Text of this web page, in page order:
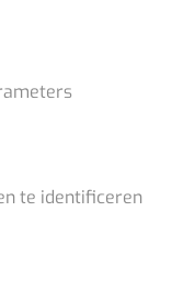
te identificeren